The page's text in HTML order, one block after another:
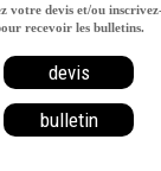
votre devis et/ou
recevoir les bulletins.
devis
bulletin